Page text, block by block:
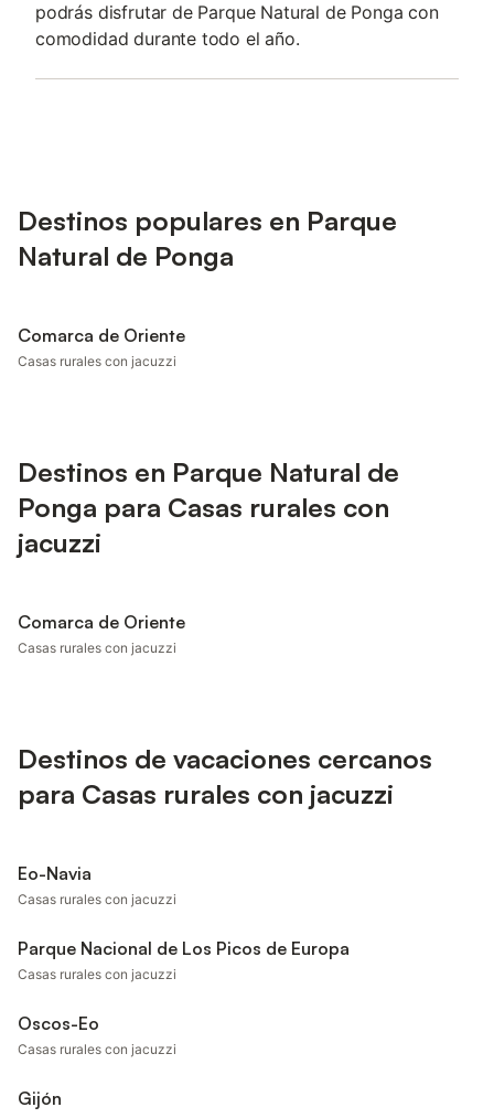
podrás disfrutar de Parque Natural de Ponga con
comodidad durante todo el año.
Destinos populares en Parque
Natural de Ponga
Comarca de Oriente
Casas rurales con jacuzzi
Destinos en Parque Natural de
Ponga para Casas rurales con
jacuzzi
Comarca de Oriente
Casas rurales con jacuzzi
Destinos de vacaciones cercanos
para Casas rurales con jacuzzi
Eo-Navia
Casas rurales con jacuzzi
Parque Nacional de Los Picos de Europa
Casas rurales con jacuzzi
Oscos-Eo
Casas rurales con jacuzzi
Gijón